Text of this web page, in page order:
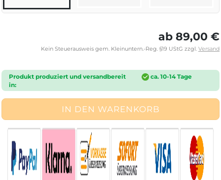
ab 89,00 €
Kein Steuerausweis gem. Kleinuntern.-Reg. §19 UStG zzgl. Versand
Produkt produziert und versandbereit
in:
ca. 10-14 Tage